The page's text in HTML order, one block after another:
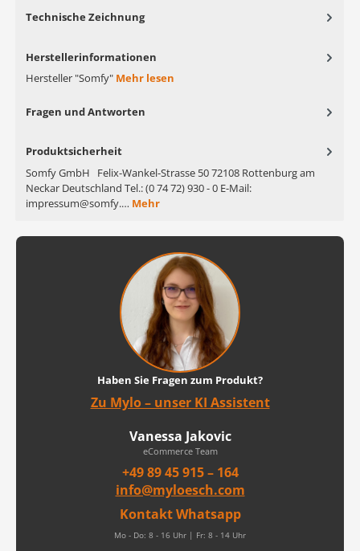
Technische Zeichnung
Herstellerinformationen
Hersteller "Somfy" Mehr lesen
Fragen und Antworten
Produktsicherheit
Somfy GmbH Felix-Wankel-Strasse 50 72108 Rottenburg am
Neckar Deutschland Tel.: (0 74 72) 930 - 0 E-Mail:
impressum@somfy.… Mehr
Haben Sie Fragen zum Produkt?
Zu Mylo – unser KI Assistent
Vanessa Jakovic
eCommerce Team
+49 89 45 915 – 164
info@myloesch.com
Kontakt Whatsapp
Mo - Do: 8 - 16 Uhr | Fr: 8 - 14 Uhr